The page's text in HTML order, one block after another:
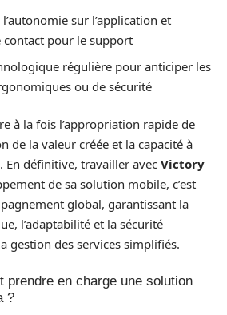
sur l’application et
pour le support
régulière pour anticiper les
ou de sécurité
à la fois l’appropriation rapide de
de la valeur créée et la capacité à
En définitive, travailler avec Victory
de sa solution mobile, c’est
global, garantissant la
l’adaptabilité et la sécurité
gestion des services simplifiés.
prendre en charge une solution
?